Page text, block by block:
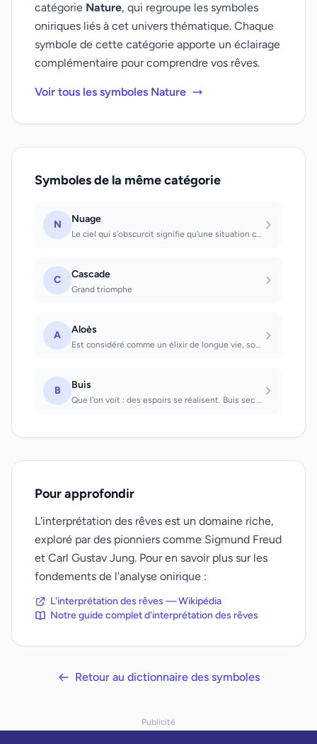
catégorie Nature, qui regroupe les symboles
oniriques liés à cet univers thématique. Chaque
symbole de cette catégorie apporte un éclairage
complémentaire pour comprendre vos rêves.
Voir tous les symboles Nature
Symboles de la même catégorie
N Nuage
Le ciel qui s'obscurcit signifie qu'une situation claire s'obscurcit, etc.; il f...
C Cascade
Grand triomphe
A Aloès
Est considéré comme un élixir de longue vie, souvent dans le sens de racines, st...
B Buis
Que l'on voit : des espoirs se réalisent. Buis sec : on a de la peine à avancer....
Pour approfondir
L'interprétation des rêves est un domaine riche,
exploré par des pionniers comme Sigmund Freud
et Carl Gustav Jung. Pour en savoir plus sur les
fondements de l'analyse onirique :
L'interprétation des rêves — Wikipédia
Notre guide complet d'interprétation des rêves
Retour au dictionnaire des symboles
Publicité